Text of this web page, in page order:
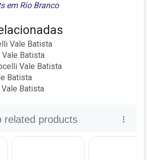
em Rio Branco
Vale Batista
Batista
Vale Batista
Batista
Batista